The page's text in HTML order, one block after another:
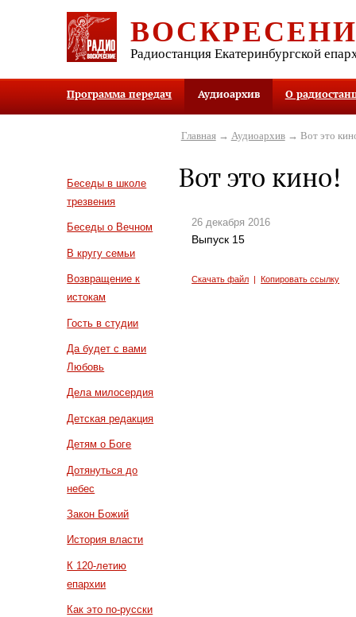
Радиостанция Екатеринбургской
Программа передач Аудиоархив О
Беседы в школе
трезвения
Беседы о Вечном
В кругу семьи
Возвращение к
истокам
Гость в студии
Да будет с вами
Любовь
Дела милосердия
Детская редакция
Детям о Боге
Дотянуться до
небес
Закон Божий
История власти
К 120-летию
епархии
Как это по-русски
Главная→ Аудиоархив→ Вот это
Вот это кино!
26 декабря 2016
Выпуск 15
Скачать файл |Копировать ссылку